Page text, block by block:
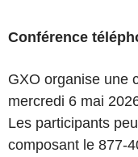
Conférence
GXO organise une
mercredi 6 mai
Les participants
composant le 877-